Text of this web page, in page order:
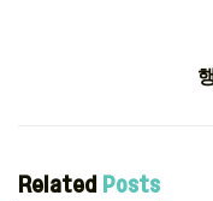
Related Posts